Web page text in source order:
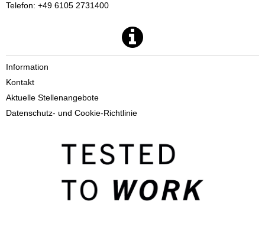
Telefon: +49 6105 2731400
Information
Kontakt
Aktuelle Stellenangebote
Datenschutz- und Cookie-Richtlinie